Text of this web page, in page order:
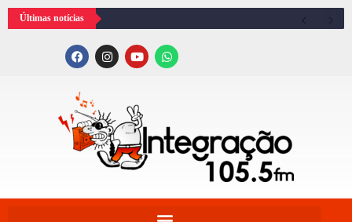
Últimas notícias